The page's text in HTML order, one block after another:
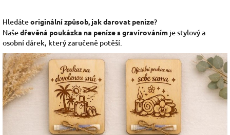
Hledáteoriginální způsob, jak darovat peníze?
Našedřevěná poukázka na peníze s gravírováním je stylový a
osobní dárek, který zaručeně potěší.